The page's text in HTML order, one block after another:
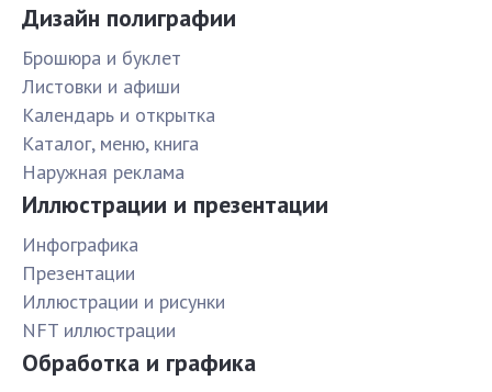
Дизайн полиграфии
Брошюра и буклет
Листовки и афиши
Календарь и открытка
Каталог, меню, книга
Наружная реклама
Иллюстрации и презентации
Инфографика
Презентации
Иллюстрации и рисунки
NFT иллюстрации
Обработка и графика